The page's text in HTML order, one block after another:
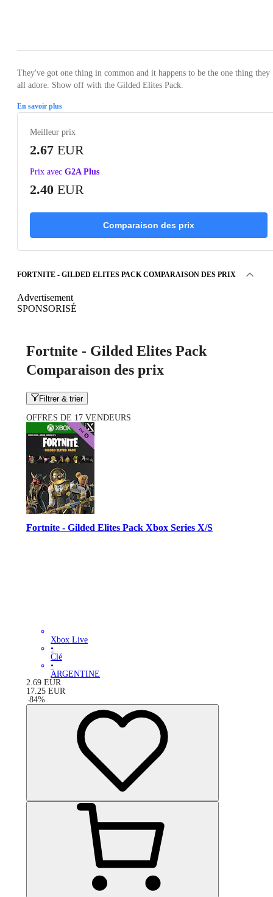
They've got one thing in common and it happens to be the one thing they
all adore. Show off with the Gilded Elites Pack.
En savoir plus
Meilleur prix
2.67 EUR
Prix avec G2A Plus
2.40 EUR
Comparaison des prix
FORTNITE - GILDED ELITES PACK COMPARAISON DES PRIX
Advertisement
SPONSORISÉ
Fortnite - Gilded Elites Pack
Comparaison des prix
Filtrer & trier
OFFRES DE 17 VENDEURS
Fortnite - Gilded Elites Pack Xbox Series X/S
Xbox Live
•
Clé
•
ARGENTINE
2.69 EUR
17.25 EUR
-84%